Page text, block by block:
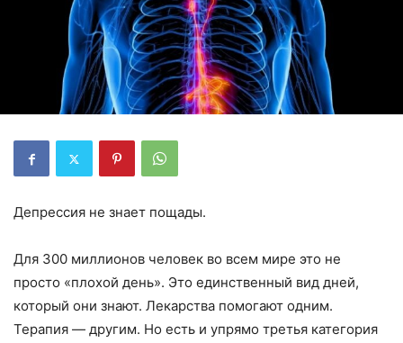
Депрессия не знает пощады.
Для 300 миллионов человек во всем мире это не
просто «плохой день». Это единственный вид дней,
который они знают. Лекарства помогают одним.
Терапия — другим. Но есть и упрямо третья категория